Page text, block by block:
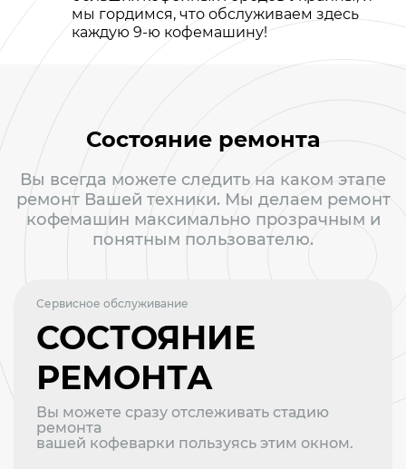
мы гордимся, что обслуживаем здесь
каждую 9-ю кофемашину!
Состояние ремонта
Вы всегда можете следить на каком этапе
ремонт Вашей техники. Мы делаем ремонт
кофемашин максимально прозрачным и
понятным пользователю.
Сервисное обслуживание
СОСТОЯНИЕ
РЕМОНТА
Вы можете сразу отслеживать стадию
ремонта
вашей кофеварки пользуясь этим окном.